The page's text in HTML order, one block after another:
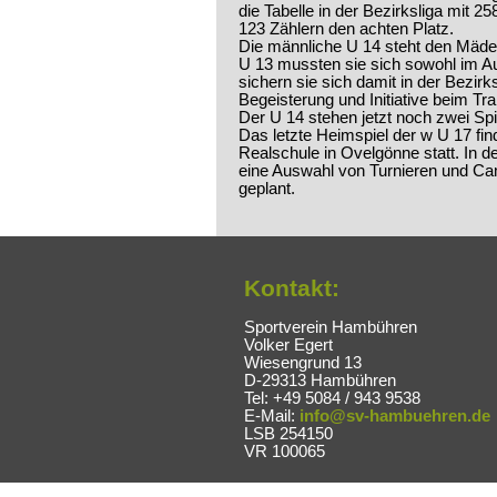
die Tabelle in der Bezirksliga mit
123 Zählern den achten Platz.
Die männliche U 14 steht den
U 13 mussten sie sich sowohl im
sichern sie sich damit in der
Begeisterung und Initiative beim
Der U 14 stehen jetzt noch zwei
Das letzte Heimspiel der w U 17
Realschule in Ovelgönne statt. In
eine Auswahl von Turnieren und
geplant.
Kontakt:
Sportverein Hambühren
Volker Egert
Wiesengrund 13
D-29313 Hambühren
Tel: +49 5084 / 943 9538
E-Mail: info@sv-hambuehren.de
LSB 254150
VR 100065